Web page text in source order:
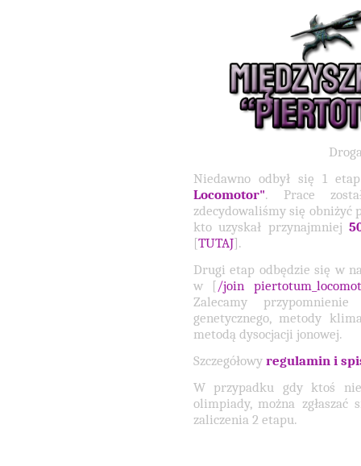
Niedawno odbył się 1
Locomotor". Prace
zdecydowaliśmy się obniżyć
kto uzyskał przynajmniej
[TUTAJ].
Drugi etap odbędzie się w
w [/join
Zalecamy
genetycznego, metody
metodą dysocjacji jonowej.
Szczegółowy regulamin i
W przypadku gdy ktoś
olimpiady, można
zaliczenia 2 etapu.